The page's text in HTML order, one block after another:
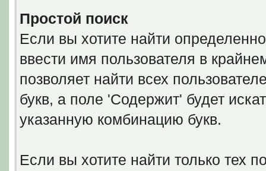
Простой поиск
Если вы хотите найти
ввести имя пользователя в
позволяет найти всех
букв, а поле 'Содержит' будет
указанную комбинацию букв.
Если вы хотите найти только тех